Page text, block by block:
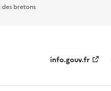
des bretons
info.gouv.fr